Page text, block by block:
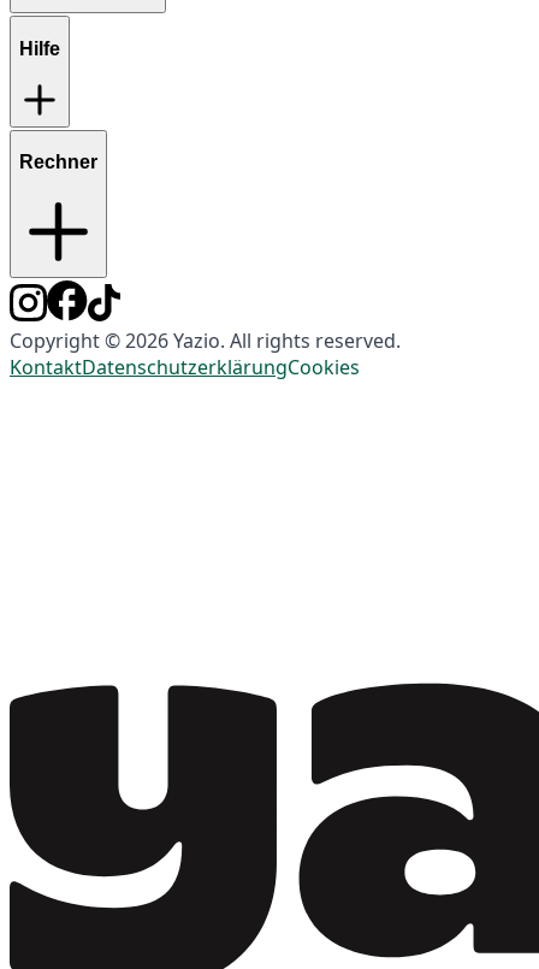
Hilfe
Rechner
Copyright © 2026 Yazio. All rights reserved.
KontaktDatenschutzerklärungCookies